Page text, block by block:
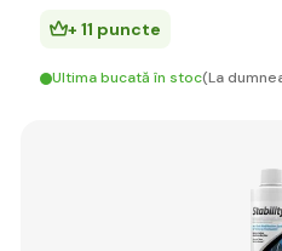
+ 11 puncte
Ultima bucată în stoc(La